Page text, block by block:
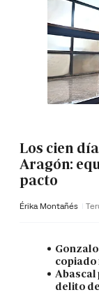
Los cien
Aragón:
pacto
Érika Montañés
Abascal
delito